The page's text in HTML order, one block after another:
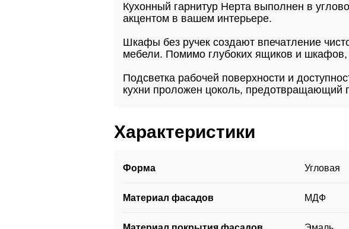
Кухонный гарнитур Нерта выполнен в
акцентом в вашем интерьере.
Шкафы без ручек создают впечатление
мебели. Помимо глубоких ящиков и шкафов,
Подсветка рабочей поверхности и
кухни проложен цоколь, предотвращающий
Характеристики
Форма Угловая
Материал фасадов МДФ